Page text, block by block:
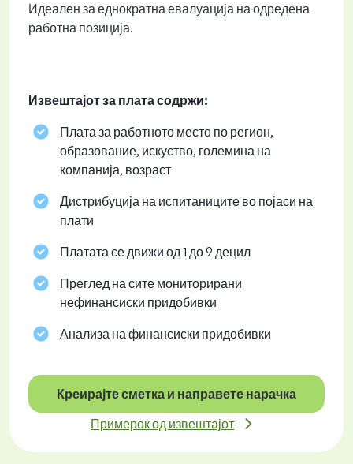
Идеален за еднократна евалуација на одредена
работна позиција.
Извештајот за плата содржи:
Плата за работното место по регион,
образование, искуство, големина на
компанија, возраст
Дистрибуција на испитаниците во појаси на
плати
Платата се движи од 1 до 9 децил
Преглед на сите мониторирани
нефинансиски придобивки
Анализа на финансиски придобивки
Креирајте сметка и направете нарачка
Примерок од извештајот